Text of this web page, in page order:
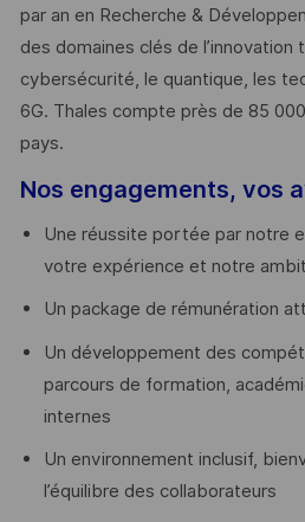
par an en Recherche &
des domaines clés de l’innovation
cybersécurité, le quantique, les
6G. Thales compte près de 85
pays. ​
Nos engagements, vos
Une réussite portée par notre
votre expérience et notre
Un package de rémunération
Un développement des
parcours de formation,
internes
Un environnement inclusif,
l’équilibre des collaborateurs